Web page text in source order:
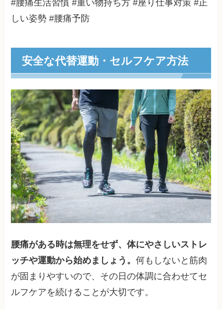
#腰痛生活習慣 #重い物持ち方 #座り仕事対策 #正
しい姿勢 #腰痛予防
安全な代替運動・セルフケア方法
腰痛がある時は無理をせず、体にやさしいストレ
ッチや運動から始めましょう。何もしないと筋肉
が固まりやすいので、その日の体調に合わせてセ
ルフケアを続けることが大切です。